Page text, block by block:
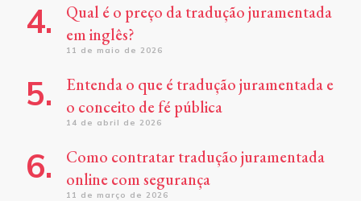
Qual é o preço da tradução juramentada
em inglês?
11 de maio de 2026
Entenda o que é tradução juramentada e
o conceito de fé pública
14 de abril de 2026
Como contratar tradução juramentada
online com segurança
11 de março de 2026